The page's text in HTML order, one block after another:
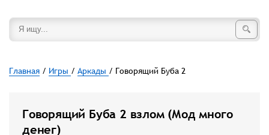
Главная / Игры / Аркады / Говорящий Буба 2
Говорящий Буба 2 взлом (Мод много
денег)